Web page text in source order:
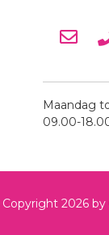
Maandag
09.00-
2026 by